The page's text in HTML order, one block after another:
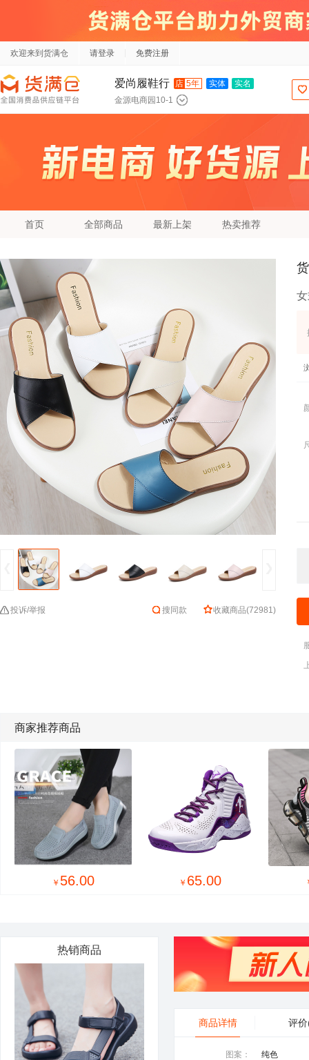
欢迎来到货满仓 请登录 免费注册
爱尚履鞋行 店 5年 实体
实名
金源电商园10-1
首页 全部商品 最新上架 热卖推荐
投诉/举报 搜同款 收藏商品(72981)
商家推荐商品
￥ 56.00 ￥ 65.00
热销商品
商品详情 评价
图案： 纯色